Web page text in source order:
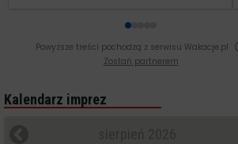
Powyższe treści pochodzą z serwisu Wakacje.pl
Zostań partnerem
Kalendarz imprez